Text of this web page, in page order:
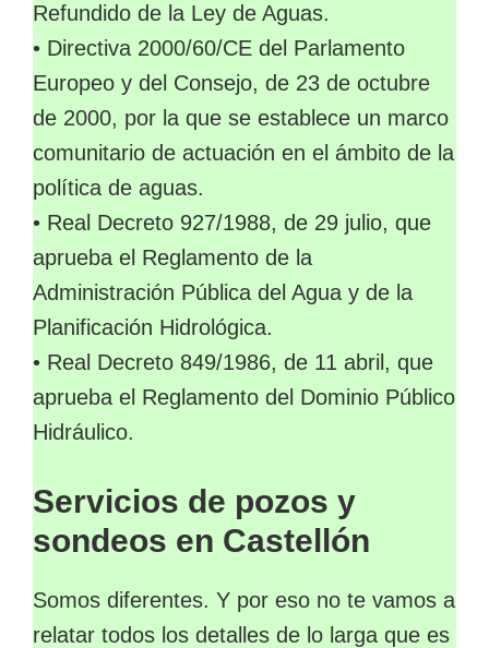
Refundido de la Ley de Aguas.
• Directiva 2000/60/CE del Parlamento
Europeo y del Consejo, de 23 de octubre
de 2000, por la que se establece un marco
comunitario de actuación en el ámbito de la
política de aguas.
• Real Decreto 927/1988, de 29 julio, que
aprueba el Reglamento de la
Administración Pública del Agua y de la
Planificación Hidrológica.
• Real Decreto 849/1986, de 11 abril, que
aprueba el Reglamento del Dominio Público
Hidráulico.
Servicios de pozos y
sondeos en Castellón
Somos diferentes. Y por eso no te vamos a
relatar todos los detalles de lo larga que es